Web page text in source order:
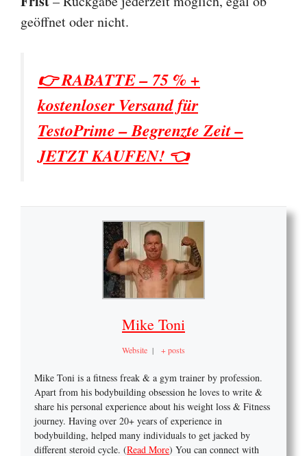
geöffnet oder nicht.
👉 RABATTE – 75 % +
kostenloser Versand für
TestoPrime – Begrenzte Zeit –
JETZT KAUFEN! 👈
Mike Toni
Website | + posts
Mike Toni is a fitness freak & a gym trainer by profession.
Apart from his bodybuilding obsession he loves to write &
share his personal experience about his weight loss & Fitness
journey. Having over 20+ years of experience in
bodybuilding, helped many individuals to get jacked by
different steroid cycle. (Read More) You can connect with